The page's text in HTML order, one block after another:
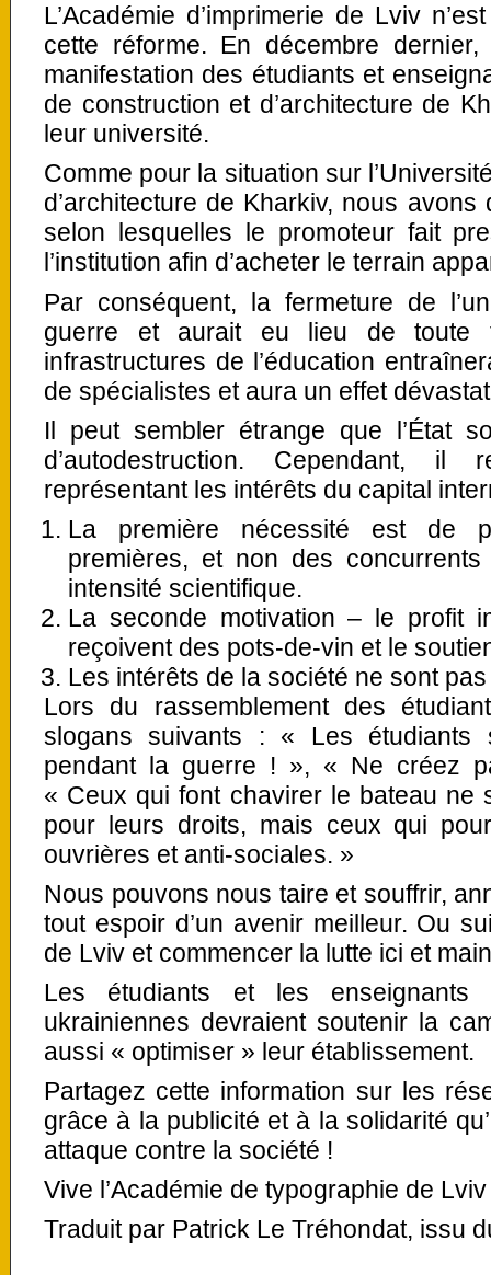
L’Académie d’imprimerie de Lviv
cette réforme. En décembre
manifestation des étudiants et
de construction et d’architecture de
leur université.
Comme pour la situation sur
d’architecture de Kharkiv, nous
selon lesquelles le promoteur fait
l’institution afin d’acheter le terrain
Par conséquent, la fermeture de
guerre et aurait eu lieu de toute
infrastructures de l’éducation
de spécialistes et aura un effet
Il peut sembler étrange que l’État
d’autodestruction. Cependant,
représentant les intérêts du capital
La première nécessité est de
premières, et non des
intensité scientifique.
La seconde motivation – le profit
reçoivent des pots-de-vin et le
Les intérêts de la société ne sont
Lors du rassemblement des
slogans suivants : « Les étudiants
pendant la guerre ! », « Ne créez
« Ceux qui font chavirer le bateau ne
pour leurs droits, mais ceux qui
ouvrières et anti-sociales. »
Nous pouvons nous taire et souffrir,
tout espoir d’un avenir meilleur. Ou
de Lviv et commencer la lutte ici et
Les étudiants et les enseignants
ukrainiennes devraient soutenir la
aussi « optimiser » leur établissement.
Partagez cette information sur les
grâce à la publicité et à la solidarité
attaque contre la société !
Vive l’Académie de typographie de Lviv
Traduit par Patrick Le Tréhondat, issu